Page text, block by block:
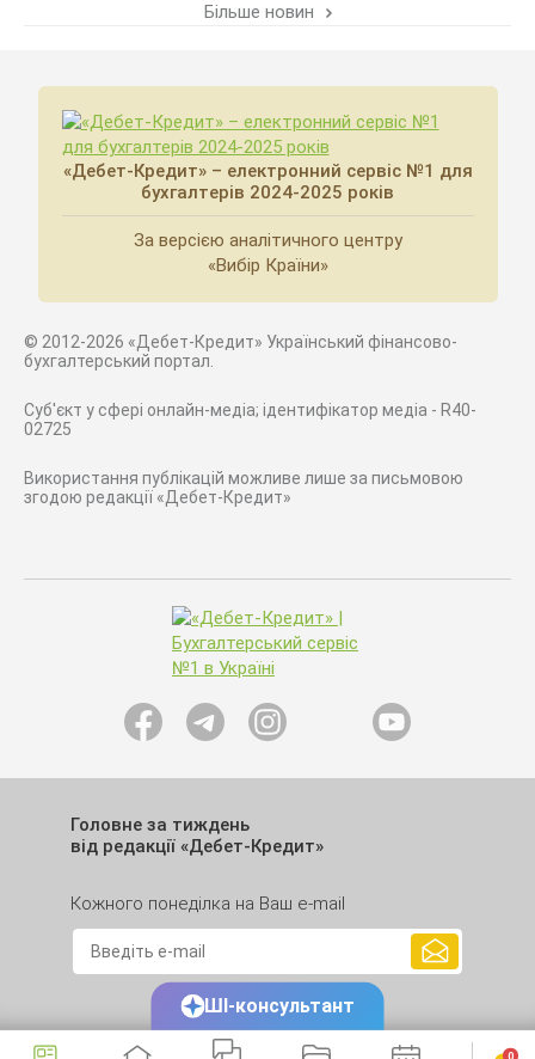
Більше новин
«Дебет-Кредит» – електронний сервіс №1 для
бухгалтерів 2024-2025 років
За версією аналітичного центру
«Вибір Країни»
© 2012-2026 «Дебет-Кредит» Український фінансово-
бухгалтерський портал.
Суб'єкт у сфері онлайн-медіа; ідентифікатор медіа - R40-
02725
Використання публікацій можливе лише за письмовою
згодою редакції «Дебет-Кредит»
Головне за тиждень
від редакції «Дебет-Кредит»
Кожного понеділка на Ваш e-mail
0
ШІ-консультант